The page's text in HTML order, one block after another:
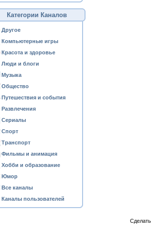
Категории Каналов
Другое
Компьютерные игры
Красота и здоровье
Люди и блоги
Музыка
Общество
Путешествия и события
Развлечения
Сериалы
Спорт
Транспорт
Фильмы и анимация
Хобби и образование
Юмор
Все каналы
Каналы пользователей